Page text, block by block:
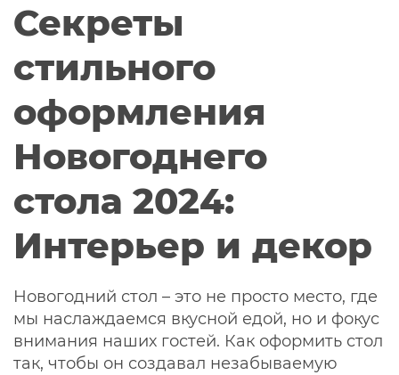
Секреты
стильного
оформления
Новогоднего
стола 2024:
Интерьер и декор
Новогодний стол – это не просто место, где
мы наслаждаемся вкусной едой, но и фокус
внимания наших гостей. Как оформить стол
так, чтобы он создавал незабываемую